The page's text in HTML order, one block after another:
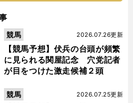
【競馬予想】伏兵の台頭が頻繁
に見られる関屋記念 穴党記者
が目をつけた激走候補２頭
2026.07.26更新
競馬
2026.07.25更新
競馬